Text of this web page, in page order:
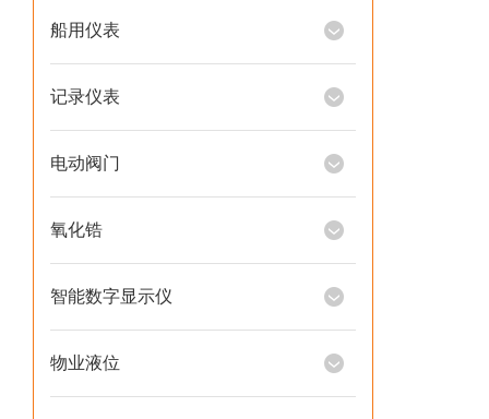
船用仪表
记录仪表
电动阀门
氧化锆
智能数字显示仪
物业液位